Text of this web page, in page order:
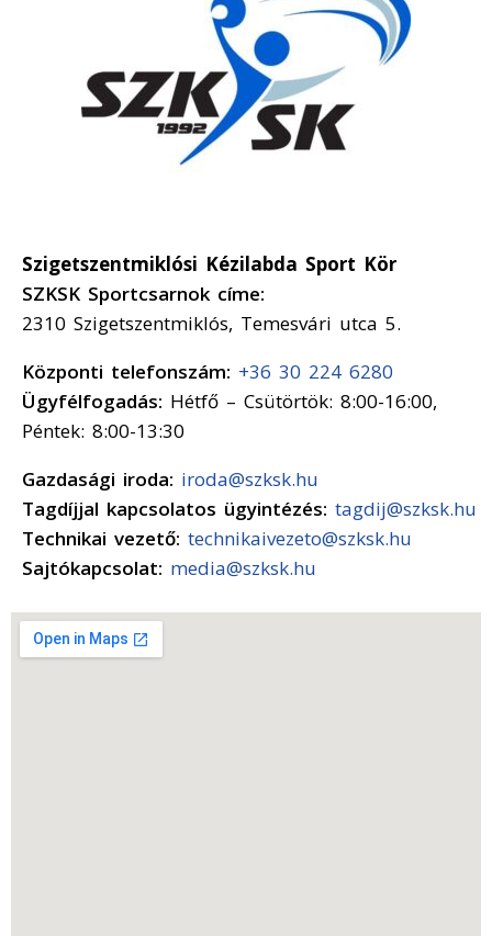
Szigetszentmiklósi Kézilabda Sport Kör
SZKSK Sportcsarnok címe:
2310 Szigetszentmiklós, Temesvári utca 5.
Központi telefonszám: +36 30 224 6280
Ügyfélfogadás: Hétfő – Csütörtök: 8:00-16:00,
Péntek: 8:00-13:30
Gazdasági iroda: iroda@szksk.hu
Tagdíjjal kapcsolatos ügyintézés: tagdij@szksk.hu
Technikai vezető: technikaivezeto@szksk.hu
Sajtókapcsolat: media@szksk.hu